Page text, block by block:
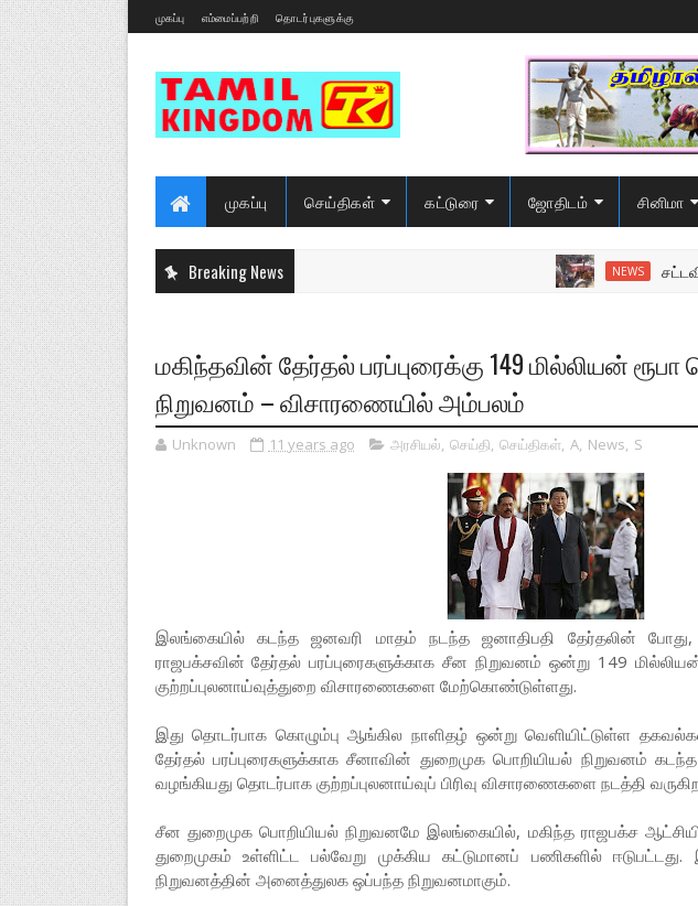
முகப்பு எம்மைப்பற்றி தொடர்புகளுக்கு
முகப்பு செய்திகள் கட்டுரை ஜோதிடம் சினிமா
Breaking News NEWS சட்டவிரோத
மகிந்தவின் தேர்தல் பரப்புரைக்கு 149 மில்லியன்
நிறுவனம் – விசாரணையில் அம்பலம்
Unknown 11 years ago அரசியல், செய்தி, செய்திகள், A, News, S
இலங்கையில் கடந்த ஜனவரி மாதம் நடந்த ஜனாதிபதி தேர்தலின்
ராஜபக்சவின் தேர்தல் பரப்புரைகளுக்காக சீன நிறுவனம் ஒன்று 149
குற்றப்புலனாய்வுத்துறை விசாரணைகளை மேற்கொண்டுள்ளது.
இது தொடர்பாக கொழும்பு ஆங்கில நாளிதழ் ஒன்று வெளியிட்டுள்ள
தேர்தல் பரப்புரைகளுக்காக சீனாவின் துறைமுக பொறியியல் நிறுவனம்
வழங்கியது தொடர்பாக குற்றப்புலனாய்வுப் பிரிவு விசாரணைகளை நடத்தி
சீன துறைமுக பொறியியல் நிறுவனமே இலங்கையில், மகிந்த ராஜபக்ச
துறைமுகம் உள்ளிட்ட பல்வேறு முக்கிய கட்டுமானப் பணிகளில்
நிறுவனத்தின் அனைத்துலக ஒப்பந்த நிறுவனமாகும்.